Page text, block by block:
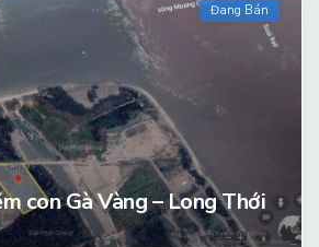
Đang Bán
con Gà Vàng – Long Thới